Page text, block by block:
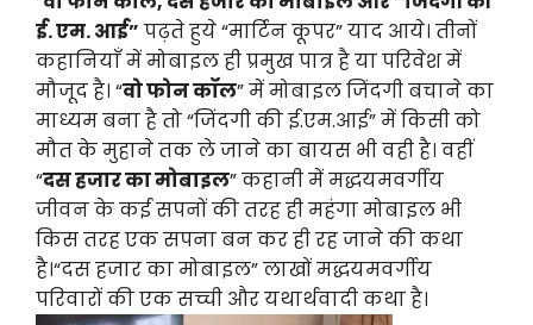
ई. एम. आई” पढ़ते हुये “मार्टिन कूपर” याद आये। तीनों
कहानियाँ में मोबाइल ही प्रमुख पात्र है या परिवेश में
मौजूद है। “वो फोन कॉल” में मोबाइल जिंदगी बचाने का
माध्यम बना है तो “जिंदगी की ई.एम.आई” में किसी को
मौत के मुहाने तक ले जाने का बायस भी वही है। वहीं
“दस हजार का मोबाइल” कहानी में मद्धयमवर्गीय
जीवन के कई सपनों की तरह ही महंगा मोबाइल भी
किस तरह एक सपना बन कर ही रह जाने की कथा
है।“दस हजार का मोबाइल” लाखों मद्धयमवर्गीय
परिवारों की एक सच्ची और यथार्थवादी कथा है।